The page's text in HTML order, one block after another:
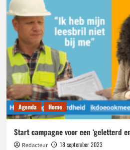
Agenda Home
Start campagne voor een ‘geletterd
Redacteur 18 september 2023